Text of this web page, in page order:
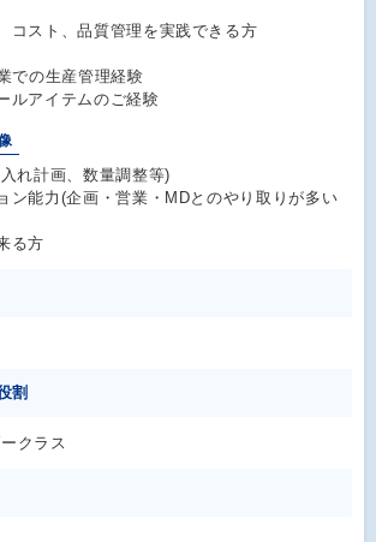
コスト、品質管理を実践できる方
での生産管理経験
ルアイテムのご経験
れ計画、数量調整等)
ン能力(企画・営業・MDとのやり取りが多い
る方
割
クラス